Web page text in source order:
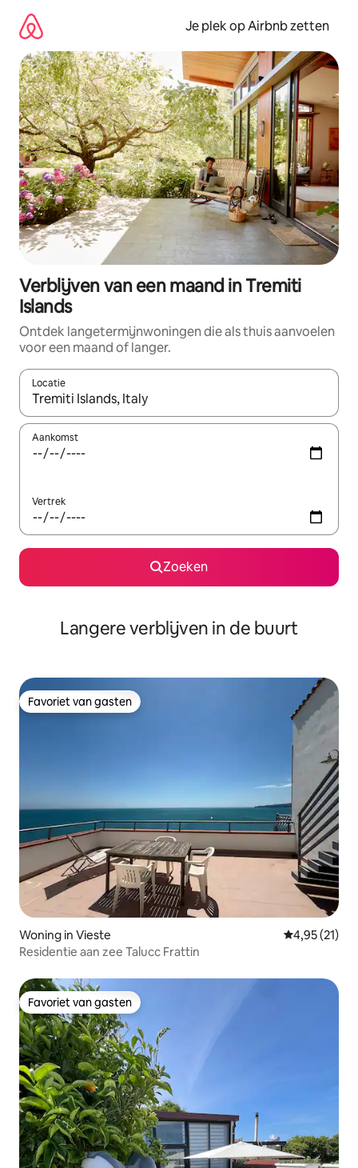
direct
naar
inhoud
Je plek op Airbnb zetten
Verblijven van een maand in Tremiti
Islands
Ontdek langetermijnwoningen die als thuis aanvoelen
voor een maand of langer.
Locatie
Wanneer er resultaten beschikbaar zijn, maak je een keuze
Aankomst
Vertrek
Zoeken
Langere verblijven in de buurt
Favoriet van gasten
Favoriet van gasten
Woning in Vieste Gemiddelde
4,95 (21)
Residentie aan zee Talucc Frattin
Favoriet van gasten
Favoriet van gasten